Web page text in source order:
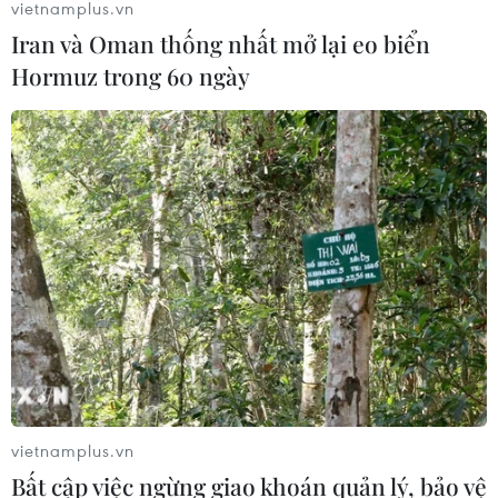
Phố Main ở Johannesburg: Từ "Wall
Street của Thành phố Vàng" đến đại
lộ di sản cộng đồng
29/07/2026 09:23
Cây chà là - Hình ảnh thân thuộc
trong đời sống người dân Ai Cập
29/07/2026 08:32
Thường trực Ban Bí thư Trần
Cẩm Tú tiếp Tổng Thư ký Đảng
CNDD-FDD Burundi
29/07/2026 08:24
vietnamplus.vn
Iran và Oman thống nhất mở lại eo biển
Hormuz trong 60 ngày
vietnamplus.vn
Bất cập việc ngừng giao khoán quản lý, bảo vệ